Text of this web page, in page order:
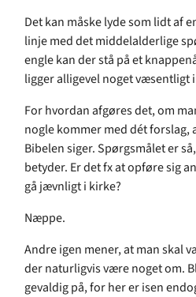
Det kan måske lyde som lidt af
linje med det middelalderlige
engle kan der stå på et
ligger alligevel noget væsentligt
For hvordan afgøres det, om
nogle kommer med dét forslag,
Bibelen siger. Spørgsmålet er
betyder. Er det fx at opføre sig
gå jævnligt i kirke?
Næppe.
Andre igen mener, at man skal
der naturligvis være noget om.
gevaldig på, for her er isen